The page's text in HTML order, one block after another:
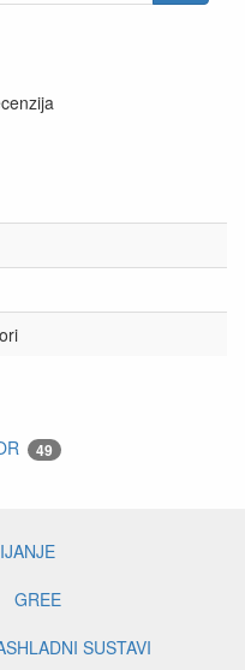
49
GREE
SUSTAVI